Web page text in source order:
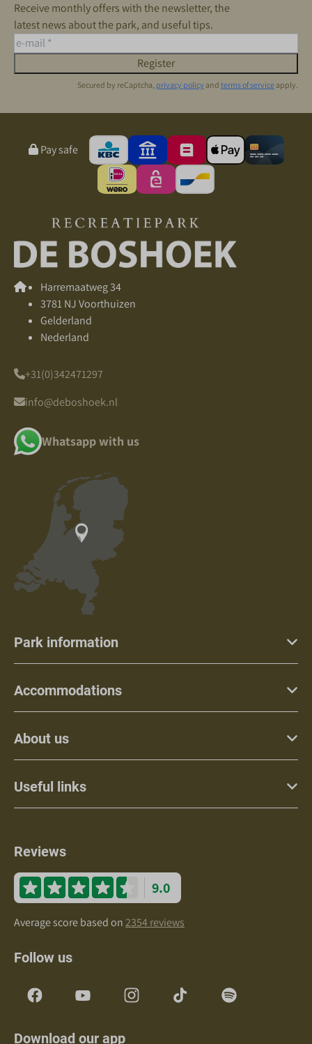
Receive monthly offers with the newsletter, the
latest news about the park, and useful tips.
Register
Secured by reCaptcha, privacy policy and terms of service apply.
Pay safe
Harremaatweg 34
3781 NJ Voorthuizen
Gelderland
Nederland
+31(0)342471297
info@deboshoek.nl
Whatsapp with us
Park information
Accommodations
About us
Useful links
Reviews
9.0
Average score based on2354 reviews
Follow us
Download our app